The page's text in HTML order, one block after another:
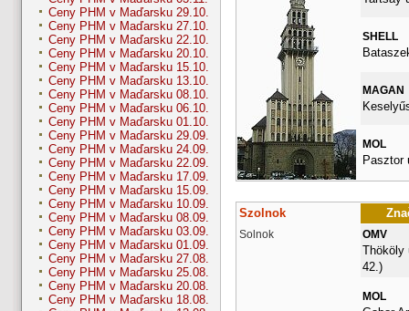
Ceny PHM v Maďarsku 29.10.
Ceny PHM v Maďarsku 27.10.
Ceny PHM v Maďarsku 22.10.
Ceny PHM v Maďarsku 20.10.
Ceny PHM v Maďarsku 15.10.
Ceny PHM v Maďarsku 13.10.
Ceny PHM v Maďarsku 08.10.
Ceny PHM v Maďarsku 06.10.
Ceny PHM v Maďarsku 01.10.
Ceny PHM v Maďarsku 29.09.
Ceny PHM v Maďarsku 24.09.
Ceny PHM v Maďarsku 22.09.
Ceny PHM v Maďarsku 17.09.
Ceny PHM v Maďarsku 15.09.
Ceny PHM v Maďarsku 10.09.
Ceny PHM v Maďarsku 08.09.
Ceny PHM v Maďarsku 03.09.
Ceny PHM v Maďarsku 01.09.
Ceny PHM v Maďarsku 27.08.
Ceny PHM v Maďarsku 25.08.
Ceny PHM v Maďarsku 20.08.
Ceny PHM v Maďarsku 18.08.
SHELL
MAGAN
MOL
Pasztor
Szolnok
Solnok OMV
Thököly
42.)
MOL